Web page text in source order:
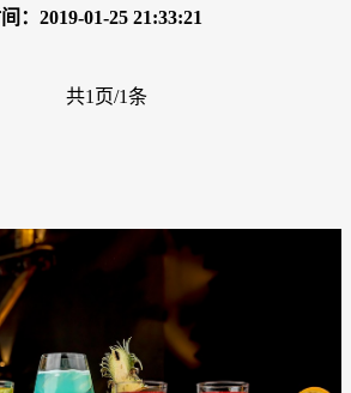
：2019-01-25 21:33:21
共1页/1条